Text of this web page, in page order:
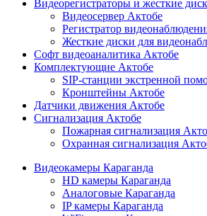
Видеорегистраторы и жесткие
Видеосервер Актобе
Регистратор
Жесткие диски для
Софт видеоаналитика Актобе
Комплектующие Актобе
SIP-станции экстренной
Кронштейны Актобе
Датчики движения Актобе
Сигнализация Актобе
Пожарная сигнализация
Охранная сигнализация
Видеокамеры Караганда
HD камеры Караганда
Аналоговые Караганда
IP камеры Караганда